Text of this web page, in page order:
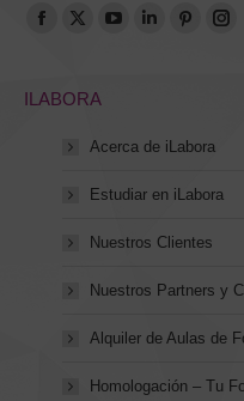
Encuéntranos en:
Abrir
en
nueva
ventana/pestaña
Abrir
en
nueva
ventana/pestaña
nueva
ventana/pestaña
nueva
ventana/
Abrir
nueva
Abrir
ILABORA
Acerca de iLabora
Estudiar en iLabora
Nuestros Clientes
Nuestros Partners y
Alquiler de Aulas de
Homologación – Tu